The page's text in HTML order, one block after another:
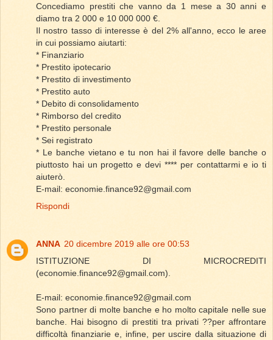
Concediamo prestiti che vanno da 1 mese a 30 anni e
diamo tra 2 000 e 10 000 000 €.
Il nostro tasso di interesse è del 2% all'anno, ecco le aree
in cui possiamo aiutarti:
* Finanziario
* Prestito ipotecario
* Prestito di investimento
* Prestito auto
* Debito di consolidamento
* Rimborso del credito
* Prestito personale
* Sei registrato
* Le banche vietano e tu non hai il favore delle banche o
piuttosto hai un progetto e devi **** per contattarmi e io ti
aiuterò.
E-mail: economie.finance92@gmail.com
Rispondi
ANNA 20 dicembre 2019 alle ore 00:53
ISTITUZIONE DI MICROCREDITI
(economie.finance92@gmail.com).
E-mail: economie.finance92@gmail.com
Sono partner di molte banche e ho molto capitale nelle sue
banche. Hai bisogno di prestiti tra privati ??per affrontare
difficoltà finanziarie e, infine, per uscire dalla situazione di